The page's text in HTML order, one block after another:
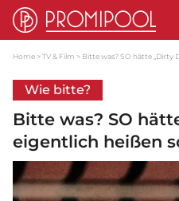
Home TV & Film Bitte was? SO hätte „Dirty
Wie bitte?
Bitte was? SO
eigentlich heißen